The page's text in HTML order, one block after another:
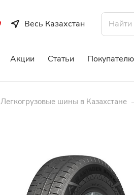
Весь Казахстан
Акции Статьи Покупателю
Легкогрузовые шины в Казахстане